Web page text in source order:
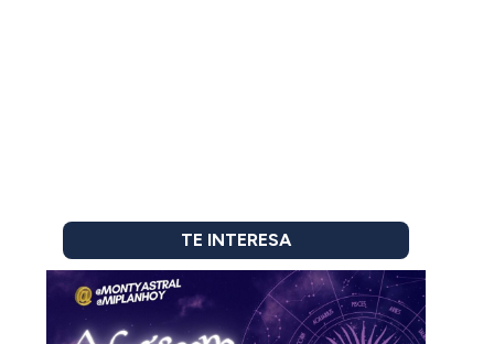
TE INTERESA